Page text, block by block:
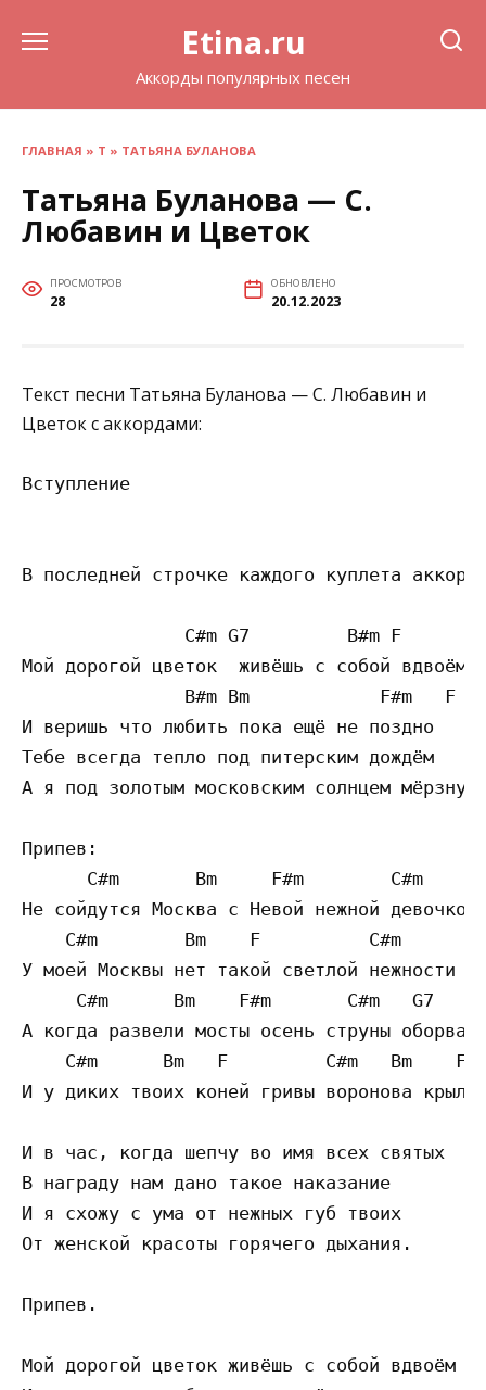
Etina.ru
Аккорды популярных песен
ГЛАВНАЯ » Т » ТАТЬЯНА БУЛАНОВА
Татьяна Буланова — С.
Любавин и Цветок
ПРОСМОТРОВ
28
ОБНОВЛЕНО
20.12.2023
Текст песни Татьяна Буланова — С. Любавин и
Цветок с аккордами:
Вступление
В последней строчке каждого куплета
               C#m G7         B#m F
Мой дорогой цветок  живёшь с собой вдвоём
               B#m Bm            F#m   F
И веришь что любить пока ещё не поздно
Тебе всегда тепло под питерским дождём
А я под золотым московским солнцем мёрзну.
Припев:
C#m       Bm     F#m        C#m
Не сойдутся Москва с Невой нежной девочкой
C#m        Bm    F          C#m
У моей Москвы нет такой светлой нежности и
C#m      Bm    F#m       C#m   G7   F
А когда развели мосты осень струны
C#m      Bm   F         C#m   Bm
И у диких твоих коней гривы воронова
И в час, когда шепчу во имя всех святых
В награду нам дано такое наказание
И я схожу с ума от нежных губ твоих
От женской красоты горячего дыхания.
Припев.
Мой дорогой цветок живёшь с собой вдвоём